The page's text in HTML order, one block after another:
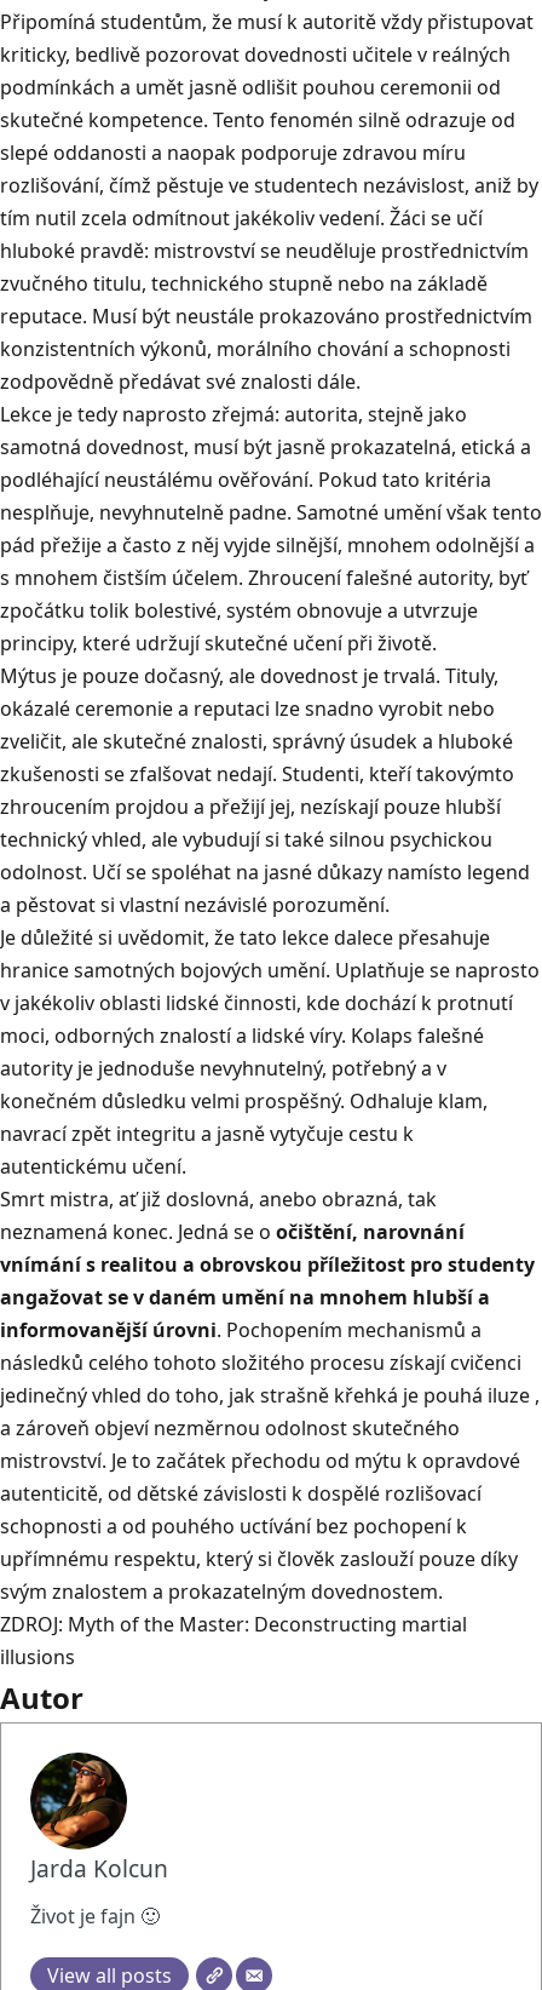
Připomíná studentům, že musí k autoritě vždy přistupovat
kriticky, bedlivě pozorovat dovednosti učitele v reálných
podmínkách a umět jasně odlišit pouhou ceremonii od
skutečné kompetence. Tento fenomén silně odrazuje od
slepé oddanosti a naopak podporuje zdravou míru
rozlišování, čímž pěstuje ve studentech nezávislost, aniž by
tím nutil zcela odmítnout jakékoliv vedení. Žáci se učí
hluboké pravdě: mistrovství se neuděluje prostřednictvím
zvučného titulu, technického stupně nebo na základě
reputace. Musí být neustále prokazováno prostřednictvím
konzistentních výkonů, morálního chování a schopnosti
zodpovědně předávat své znalosti dále.
Lekce je tedy naprosto zřejmá: autorita, stejně jako
samotná dovednost, musí být jasně prokazatelná, etická a
podléhající neustálému ověřování. Pokud tato kritéria
nesplňuje, nevyhnutelně padne. Samotné umění však tento
pád přežije a často z něj vyjde silnější, mnohem odolnější a
s mnohem čistším účelem. Zhroucení falešné autority, byť
zpočátku tolik bolestivé, systém obnovuje a utvrzuje
principy, které udržují skutečné učení při životě.
Mýtus je pouze dočasný, ale dovednost je trvalá. Tituly,
okázalé ceremonie a reputaci lze snadno vyrobit nebo
zveličit, ale skutečné znalosti, správný úsudek a hluboké
zkušenosti se zfalšovat nedají. Studenti, kteří takovýmto
zhroucením projdou a přežijí jej, nezískají pouze hlubší
technický vhled, ale vybudují si také silnou psychickou
odolnost. Učí se spoléhat na jasné důkazy namísto legend
a pěstovat si vlastní nezávislé porozumění.
Je důležité si uvědomit, že tato lekce dalece přesahuje
hranice samotných bojových umění. Uplatňuje se naprosto
v jakékoliv oblasti lidské činnosti, kde dochází k protnutí
moci, odborných znalostí a lidské víry. Kolaps falešné
autority je jednoduše nevyhnutelný, potřebný a v
konečném důsledku velmi prospěšný. Odhaluje klam,
navrací zpět integritu a jasně vytyčuje cestu k
autentickému učení.
Smrt mistra, ať již doslovná, anebo obrazná, tak
neznamená konec. Jedná se o očištění, narovnání
vnímání s realitou a obrovskou příležitost pro studenty
angažovat se v daném umění na mnohem hlubší a
informovanější úrovni. Pochopením mechanismů a
následků celého tohoto složitého procesu získají cvičenci
jedinečný vhled do toho, jak strašně křehká je pouhá iluze ,
a zároveň objeví nezměrnou odolnost skutečného
mistrovství. Je to začátek přechodu od mýtu k opravdové
autenticitě, od dětské závislosti k dospělé rozlišovací
schopnosti a od pouhého uctívání bez pochopení k
upřímnému respektu, který si člověk zaslouží pouze díky
svým znalostem a prokazatelným dovednostem.
ZDROJ: Myth of the Master: Deconstructing martial
illusions
Autor
Jarda Kolcun
Život je fajn 🙂
View all posts